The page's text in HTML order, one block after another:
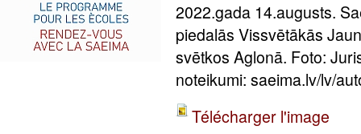
2022.gada 14.augusts.
piedalās Vissvētākās
svētkos Aglonā. Foto:
noteikumi: saeima.lv/lv/
Télécharger l'image